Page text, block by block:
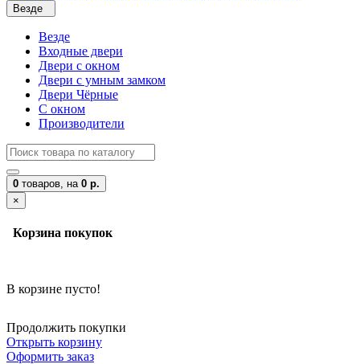
Везде
Везде
Входные двери
Двери с окном
Двери с умным замком
Двери Чёрные
C окном
Производители
0 товаров, на 0 р.
×
Корзина покупок
В корзине пусто!
Продолжить покупки
Открыть корзину
Оформить заказ